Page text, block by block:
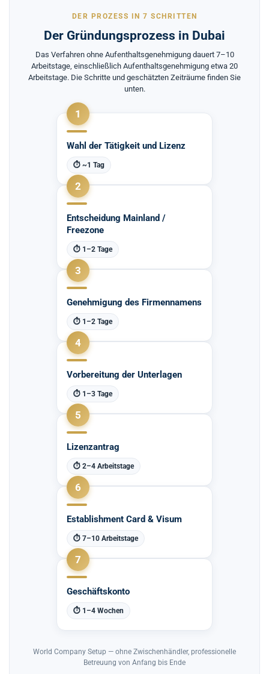
DER PROZESS IN 7 SCHRITTEN
Der Gründungsprozess in Dubai
Das Verfahren ohne Aufenthaltsgenehmigung dauert 7–10
Arbeitstage, einschließlich Aufenthaltsgenehmigung etwa 20
Arbeitstage. Die Schritte und geschätzten Zeiträume finden Sie
unten.
1
Wahl der Tätigkeit und Lizenz
⏱ ~1 Tag
2
Entscheidung Mainland /
Freezone
⏱ 1–2 Tage
3
Genehmigung des Firmennamens
⏱ 1–2 Tage
4
Vorbereitung der Unterlagen
⏱ 1–3 Tage
5
Lizenzantrag
⏱ 2–4 Arbeitstage
6
Establishment Card & Visum
⏱ 7–10 Arbeitstage
7
Geschäftskonto
⏱ 1–4 Wochen
World Company Setup — ohne Zwischenhändler, professionelle
Betreuung von Anfang bis Ende